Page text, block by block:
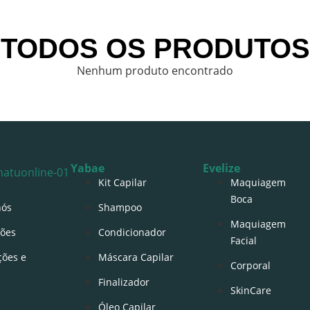
TODOS OS PRODUTOS
Nenhum produto encontrado
e
Yabae
Kit Capilar
Shampoo
Condicionador
Máscara Capilar
Finalizador
Óleo Capilar
Evelize
Maquiagem
Boca
Maquiagem
Facial
Corporal
SkinCare